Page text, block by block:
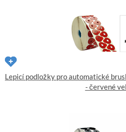
Lepicí podložky pro automatické
- červené